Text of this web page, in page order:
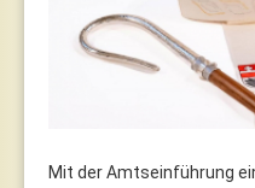
Mit der Amtseinführung